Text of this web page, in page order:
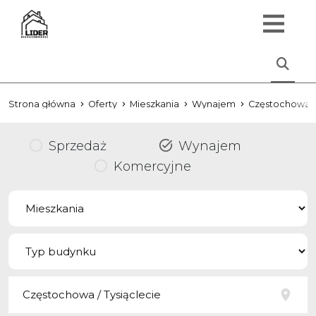
Strona główna Oferty Mieszkania Wynajem Częstochowa
Sprzedaż
Wynajem
Komercyjne